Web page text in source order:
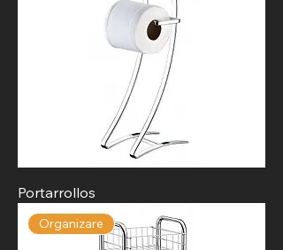
Portarrollos
Organizare